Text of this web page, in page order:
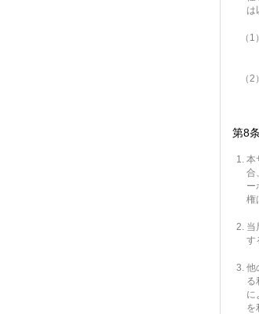
は
（1）
（2）
第8
本
合
ー
権
当
す
他
る
に
を